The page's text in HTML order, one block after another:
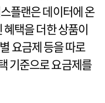
플랜은 데이터에 온
택을 더한 상품이
요금제 등을 따로
기준으로 요금제를